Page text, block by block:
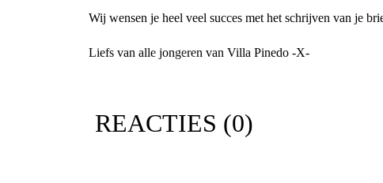
Wij wensen je heel veel succes met het schrijven van je
Liefs van alle jongeren van Villa Pinedo -X-
REACTIES (0)